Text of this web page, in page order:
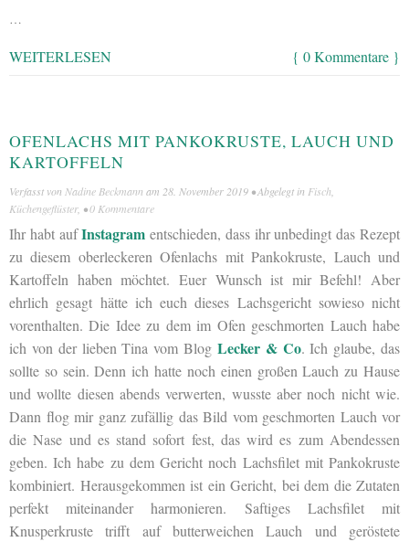
…
WEITERLESEN { 0 Kommentare }
OFENLACHS MIT PANKOKRUSTE, LAUCH UND
KARTOFFELN
Verfasst von Nadine Beckmann am 28. November 2019 • Abgelegt in Fisch
Küchengeflüster, •0 Kommentare
Ihr habt aufInstagram entschieden, dass ihr unbedingt das Rezept
zu diesem oberleckeren Ofenlachs mit Pankokruste, Lauch und
Kartoffeln haben möchtet. Euer Wunsch ist mir Befehl! Aber
ehrlich gesagt hätte ich euch dieses Lachsgericht sowieso nicht
vorenthalten. Die Idee zu dem im Ofen geschmorten Lauch habe
ich von der lieben Tina vom Blog Lecker & Co. Ich glaube, das
sollte so sein. Denn ich hatte noch einen großen Lauch zu Hause
und wollte diesen abends verwerten, wusste aber noch nicht wie.
Dann flog mir ganz zufällig das Bild vom geschmorten Lauch vor
die Nase und es stand sofort fest, das wird es zum Abendessen
geben. Ich habe zu dem Gericht noch Lachsfilet mit Pankokruste
kombiniert. Herausgekommen ist ein Gericht, bei dem die Zutaten
perfekt miteinander harmonieren. Saftiges Lachsfilet mit
Knusperkruste trifft auf butterweichen Lauch und geröstete